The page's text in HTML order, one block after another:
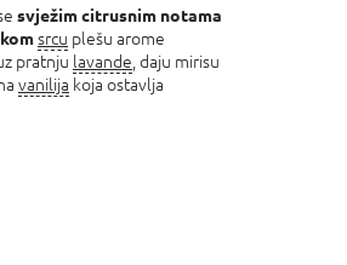
svježim citrusnim notama
srcu plešu arome
uz pratnju lavande , daju mirisu
vanilija koja ostavlja